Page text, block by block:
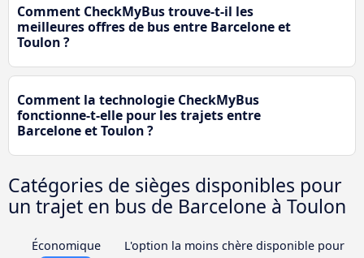
Comment CheckMyBus trouve-t-il les
meilleures offres de bus entre Barcelone et
Toulon ?
Comment la technologie CheckMyBus
fonctionne-t-elle pour les trajets entre
Barcelone et Toulon ?
Catégories de sièges disponibles pour
un trajet en bus de Barcelone à Toulon
Économique
L'option la moins chère disponible pour